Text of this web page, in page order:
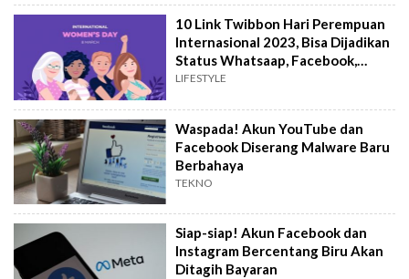
10 Link Twibbon Hari Perempuan
Internasional 2023, Bisa Dijadikan
Status Whatsaap, Facebook,
Instagram
LIFESTYLE
Waspada! Akun YouTube dan
Facebook Diserang Malware Baru
Berbahaya
TEKNO
Siap-siap! Akun Facebook dan
Instagram Bercentang Biru Akan
Ditagih Bayaran